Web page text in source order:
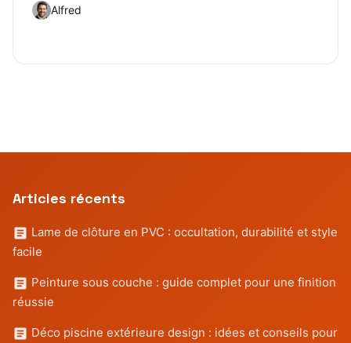
Alfred
Articles récents
Lame de clôture en PVC : occultation, durabilité et style
facile
Peinture sous couche : guide complet pour une finition
réussie
Déco piscine extérieure design : idées et conseils pour